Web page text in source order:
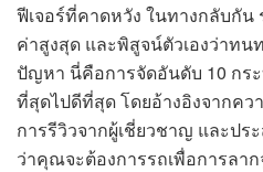
ฟีเจอร์ที่คาดหวัง ในทางกลับกั
ค่าสูงสุด และพิสูจน์ตัวเองว่าท
ปัญหา นี่คือการจัดอันดับ 10 กร
ที่สุดไปดีที่สุด โดยอ้างอิงจากคว
การรีวิวจากผู้เชี่ยวชาญ และปร
ว่าคุณจะต้องการรถเพื่อการลา